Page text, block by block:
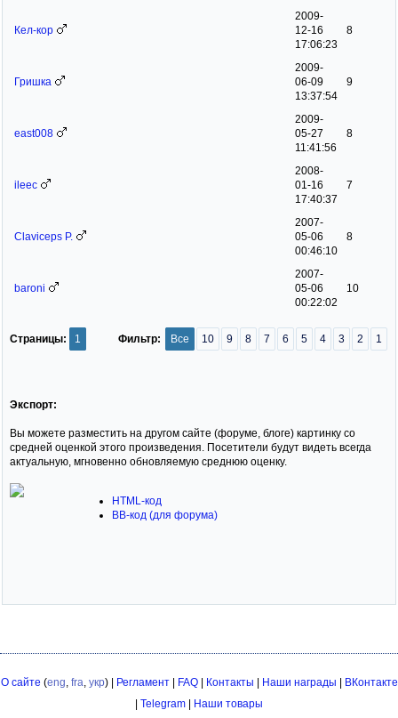
Кел-кор
2009-
12-16
17:06:23
8
Гришка
2009-
06-09
13:37:54
9
east008
2009-
05-27
11:41:56
8
ileec
2008-
01-16
17:40:37
7
Claviceps P.
2007-
05-06
00:46:10
8
baroni
2007-
05-06
00:22:02
10
Все 10 9 8 7 6 5 4 3 2 1
Фильтр:
Страницы: 1
Экспорт:
Вы можете разместить на другом сайте (форуме, блоге) картинку со
средней оценкой этого произведения. Посетители будут видеть всегда
актуальную, мгновенно обновляемую среднюю оценку.
HTML-код
BB-код (для форума)
О сайте (eng fra укр) | Регламент| FAQ| Контакты | Наши награды | ВКонтакте
| Telegram | Наши товары